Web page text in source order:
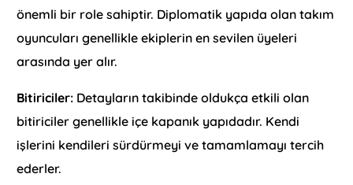
önemli bir role sahiptir. Diplomatik yapıda olan takım
oyuncuları genellikle ekiplerin en sevilen üyeleri
arasında yer alır.
Bitiriciler: Detayların takibinde oldukça etkili olan
bitiriciler genellikle içe kapanık yapıdadır. Kendi
işlerini kendileri sürdürmeyi ve tamamlamayı tercih
ederler.